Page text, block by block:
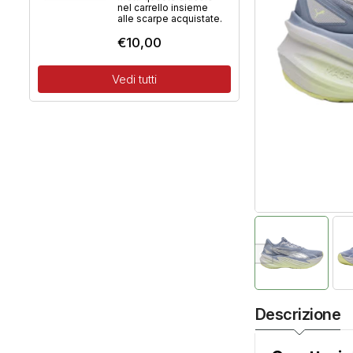
Descrizione
nel carrello insieme
alle scarpe acquistate.
€10,00
Vedi tutti